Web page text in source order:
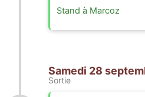
Stand à Marcoz
Samedi 28
Sortie